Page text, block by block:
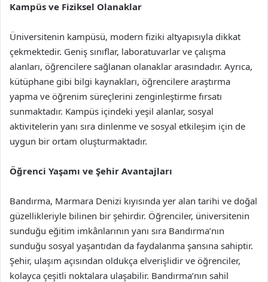
Kampüs ve Fiziksel Olanaklar
Üniversitenin kampüsü, modern fiziki altyapısıyla dikkat
çekmektedir. Geniş sınıflar, laboratuvarlar ve çalışma
alanları, öğrencilere sağlanan olanaklar arasındadır. Ayrıca,
kütüphane gibi bilgi kaynakları, öğrencilere araştırma
yapma ve öğrenim süreçlerini zenginleştirme fırsatı
sunmaktadır. Kampüs içindeki yeşil alanlar, sosyal
aktivitelerin yanı sıra dinlenme ve sosyal etkileşim için de
uygun bir ortam oluşturmaktadır.
Öğrenci Yaşamı ve Şehir Avantajları
Bandırma, Marmara Denizi kıyısında yer alan tarihi ve doğal
güzellikleriyle bilinen bir şehirdir. Öğrenciler, üniversitenin
sunduğu eğitim imkânlarının yanı sıra Bandırma’nın
sunduğu sosyal yaşantıdan da faydalanma şansına sahiptir.
Şehir, ulaşım açısından oldukça elverişlidir ve öğrenciler,
kolayca çeşitli noktalara ulaşabilir. Bandırma’nın sahil